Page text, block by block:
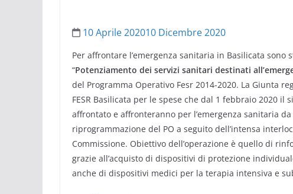
10 Aprile 202010 Dicembre 2020
Per affrontare l’emergenza sanitaria in Basilicata sono
“Potenziamento dei servizi sanitari destinati
del Programma Operativo Fesr 2014-2020. La Giunta
FESR Basilicata per le spese che dal 1 febbraio 2020
affrontato e affronteranno per l’emergenza sanitaria
riprogrammazione del PO a seguito dell’intensa
Commissione. Obiettivo dell’operazione è quello di
grazie all’acquisto di dispositivi di protezione
anche di dispositivi medici per la terapia intensiva e